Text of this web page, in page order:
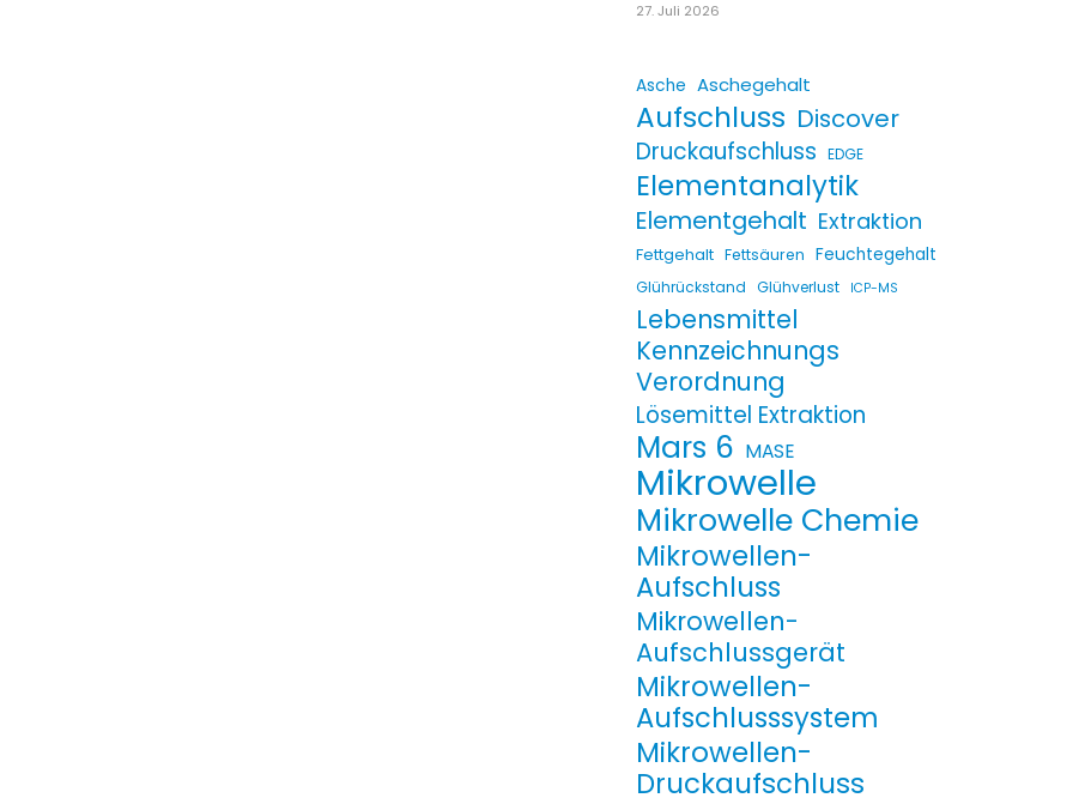
27. Juli 2026
Asche Aschegehalt
Aufschluss Discover
Druckaufschluss EDGE
Elementanalytik
Elementgehalt Extraktion
Fettgehalt Fettsäuren Feuchtegehalt
Glührückstand Glühverlust ICP-MS
Lebensmittel
Kennzeichnungs
Verordnung
Lösemittel Extraktion
Mars 6 MASE
Mikrowelle
Mikrowelle Chemie
Mikrowellen-
Aufschluss
Mikrowellen-
Aufschlussgerät
Mikrowellen-
Aufschlusssystem
Mikrowellen-
Druckaufschluss